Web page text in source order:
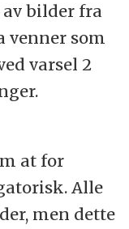
av bilder fra
venner som
varsel 2
at for
Alle
men dette